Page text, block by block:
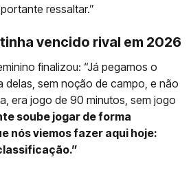
ressaltar.”
vencido rival em 2026
finalizou: “Já pegamos o
delas, sem noção de campo, e não
era jogo de 90 minutos, sem jogo
soube jogar de forma
nós viemos fazer aqui hoje: